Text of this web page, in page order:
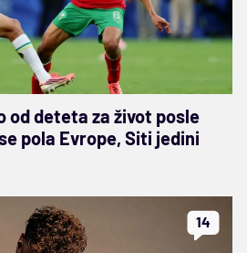
od deteta za život posle
pola Evrope, Siti jedini
14